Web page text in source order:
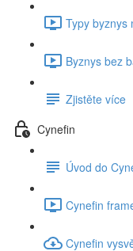
Typy byznys
Byznys bez
Zjistěte více
Cynefin
Úvod do
Cynefin
Cynefin